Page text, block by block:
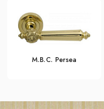
M.B.C. Persea